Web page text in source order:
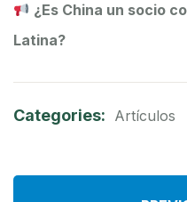
¿Es China un socio
Latina?
Categories: Artículos